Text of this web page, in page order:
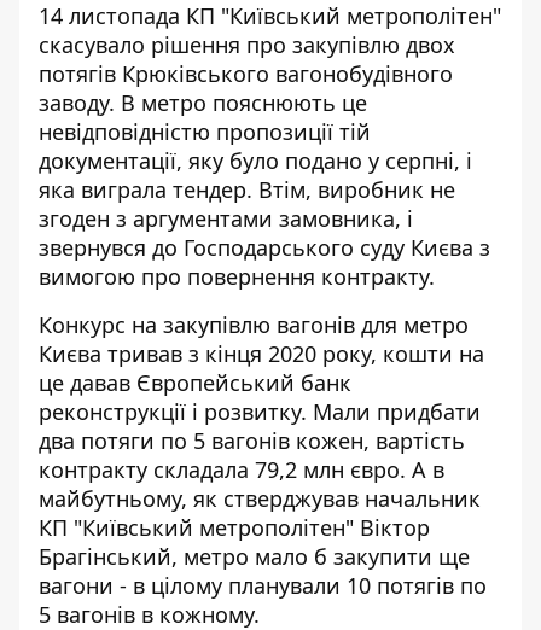
14 листопада КП "Київський метрополітен"
скасувало рішення про закупівлю двох
потягів Крюківського вагонобудівного
заводу. В метро пояснюють це
невідповідністю пропозиції тій
документації, яку було подано у серпні, і
яка виграла тендер. Втім, виробник не
згоден з аргументами замовника, і
звернувся до Господарського суду Києва з
вимогою про повернення контракту.
Конкурс на закупівлю вагонів для метро
Києва тривав з кінця 2020 року, кошти на
це давав Європейський банк
реконструкції і розвитку. Мали придбати
два потяги по 5 вагонів кожен, вартість
контракту складала 79,2 млн євро. А в
майбутньому, як стверджував начальник
КП "Київський метрополітен" Віктор
Брагінський, метро мало б закупити ще
вагони - в цілому планували 10 потягів по
5 вагонів в кожному.